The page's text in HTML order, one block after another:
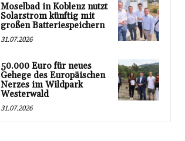
Moselbad in Koblenz nutzt
Solarstrom künftig mit
großen Batteriespeichern
31.07.2026
50.000 Euro für neues
Gehege des Europäischen
Nerzes im Wildpark
Westerwald
31.07.2026